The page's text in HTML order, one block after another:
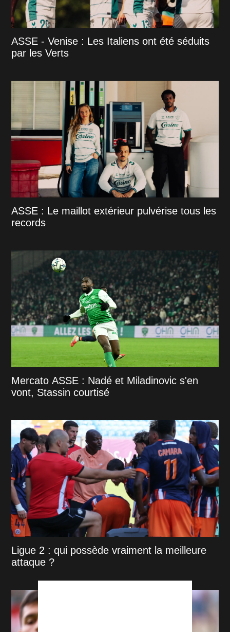
ASSE - Venise : Les Italiens ont été séduits
par les Verts
ASSE : Le maillot extérieur pulvérise tous les
records
Mercato ASSE : Nadé et Miladinovic s'en
vont, Stassin courtisé
Ligue 2 : qui possède vraiment la meilleure
attaque ?